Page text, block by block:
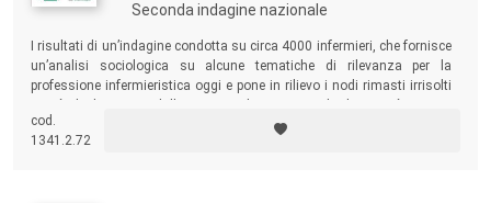
Seconda indagine nazionale
I risultati di un’indagine condotta su circa 4000 infermieri, che fornisce
un’analisi sociologica su alcune tematiche di rilevanza per la
professione infermieristica oggi e pone in rilievo i nodi rimasti irrisolti
significativi nel panorama italiano per la comprensione delle attuali
problematiche della professione infermieristica.
cod.
1341.2.72